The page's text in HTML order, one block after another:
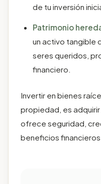
de tu inversión
Patrimonio
un activo tangible
seres queridos,
financiero.
Invertir en bienes
propiedad, es
ofrece seguridad,
beneficios financieros